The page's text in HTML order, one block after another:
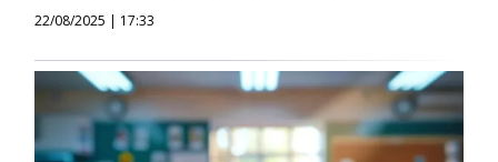
22/08/2025 | 17:33